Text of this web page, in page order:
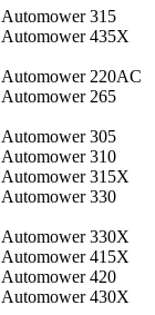
315
435X
220AC
265
305
310
315X
330
330X
415X
420
430X